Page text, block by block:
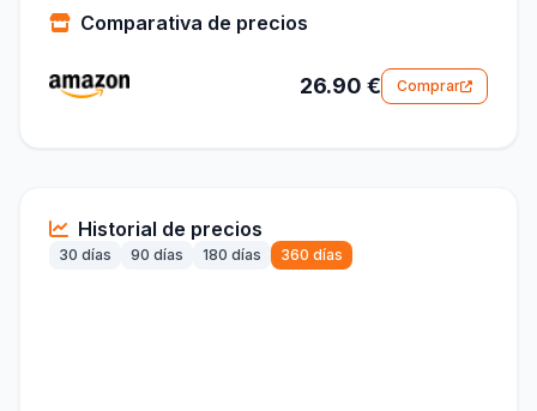
Comparativa de precios
26.90 € Comprar
Historial de precios
30 días 90 días 180 días 360 días